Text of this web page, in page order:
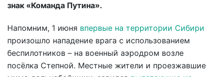
знак «Команда Путина».
Напомним, 1 июня впервые на территории Сибири
произошло нападение врага с использованием
беспилотников – на военный аэродром возле
посёлка Степной. Местные жители и проезжавшие